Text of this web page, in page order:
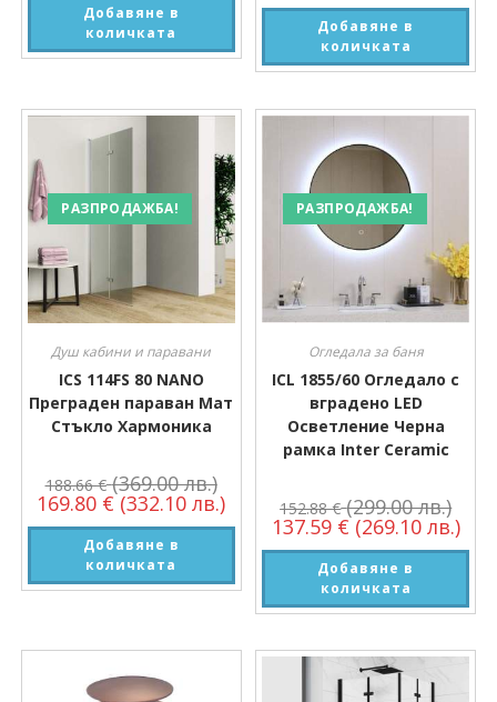
Добавяне в
количката
Добавяне в
количката
РАЗПРОДАЖБА!
Душ кабини и паравани
ICS 114FS 80 NANO
Преграден параван Мат
Стъкло Хармоника
188.66€ (369.00 лв.)
169.80 € (332.10 лв.)
Добавяне в
количката
РАЗПРОДАЖБА!
Огледала за баня
ICL 1855/60 Огледало с
вградено LED
Осветление Черна
рамка Inter Ceramic
152.88€ (299.00 лв.)
137.59 € (269.10 лв.)
Добавяне в
количката